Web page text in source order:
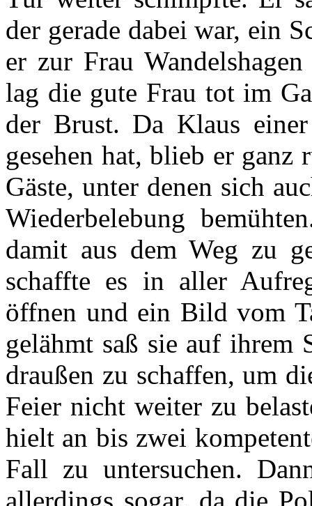
der gerade dabei war, ein
er zur Frau
lag die gute Frau tot im
der Brust. Da Klaus
gesehen hat, blieb er
Gäste, unter denen sich
Wiederbelebung
damit aus dem Weg zu
schaffte es in aller
öffnen und ein Bild vom
gelähmt saß sie auf ihrem
draußen zu schaffen, um
Feier nicht weiter zu
hielt an bis zwei
Fall zu untersuchen.
allerdings sogar, da die